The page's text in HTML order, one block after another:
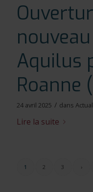
Aquilus
Roanne
24 avril 2025 / dans
Lire la suite
1 2 3 ›